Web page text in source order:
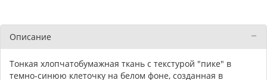
Описание
Тонкая хлопчатобумажная ткань с текстурой "пике" в
темно-синюю клеточку на белом фоне, созданная в